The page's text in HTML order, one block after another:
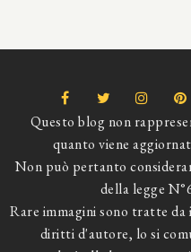
Questo blog non
quanto viene
Non può pertanto
della legge
Rare immagini sono tratte da
diritti d'autore, lo si